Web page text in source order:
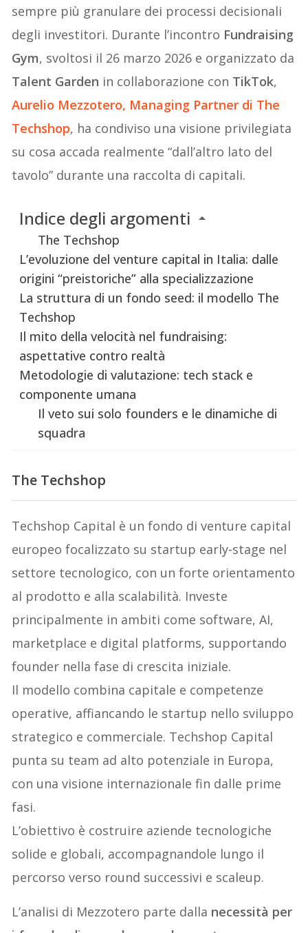
sempre più granulare dei processi decisionali
degli investitori. Durante l’incontro Fundraising
Gym, svoltosi il 26 marzo 2026 e organizzato da
Talent Garden in collaborazione con TikTok,
Aurelio Mezzotero, Managing Partner di The
Techshop, ha condiviso una visione privilegiata
su cosa accada realmente “dall’altro lato del
tavolo” durante una raccolta di capitali.
Indice degli argomenti
The Techshop
L’evoluzione del venture capital in Italia: dalle
origini “preistoriche” alla specializzazione
La struttura di un fondo seed: il modello The
Techshop
Il mito della velocità nel fundraising:
aspettative contro realtà
Metodologie di valutazione: tech stack e
componente umana
Il veto sui solo founders e le dinamiche di
squadra
The Techshop
Techshop Capital è un fondo di venture capital
europeo focalizzato su startup early-stage nel
settore tecnologico, con un forte orientamento
al prodotto e alla scalabilità. Investe
principalmente in ambiti come software, AI,
marketplace e digital platforms, supportando
founder nella fase di crescita iniziale.
Il modello combina capitale e competenze
operative, affiancando le startup nello sviluppo
strategico e commerciale. Techshop Capital
punta su team ad alto potenziale in Europa,
con una visione internazionale fin dalle prime
fasi.
L’obiettivo è costruire aziende tecnologiche
solide e globali, accompagnandole lungo il
percorso verso round successivi e scaleup.
L’analisi di Mezzotero parte dalla necessità per